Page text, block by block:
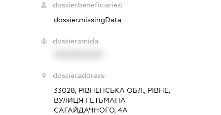
dossier.beneficiaries:
dossier.missingData
dossier.smida:
dossier.address:
33028, РІВНЕНСЬКА ОБЛ., РІВНЕ,
ВУЛИЦЯ ГЕТЬМАНА
САГАЙДАЧНОГО, 4А